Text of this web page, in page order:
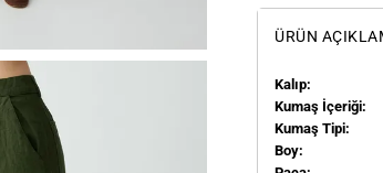
ÜRÜN
Kalıp:
Kumaş İçeriği:
Kumaş Tipi:
Boy: